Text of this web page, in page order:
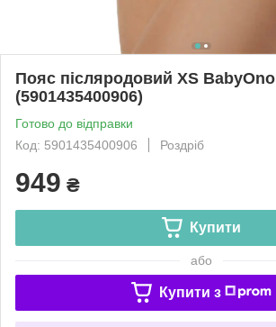
Пояс післяродовий XS BabyOno
(5901435400906)
Готово до відправки
Код: 5901435400906
Роздріб
949 ₴
Купити
або
Купити з